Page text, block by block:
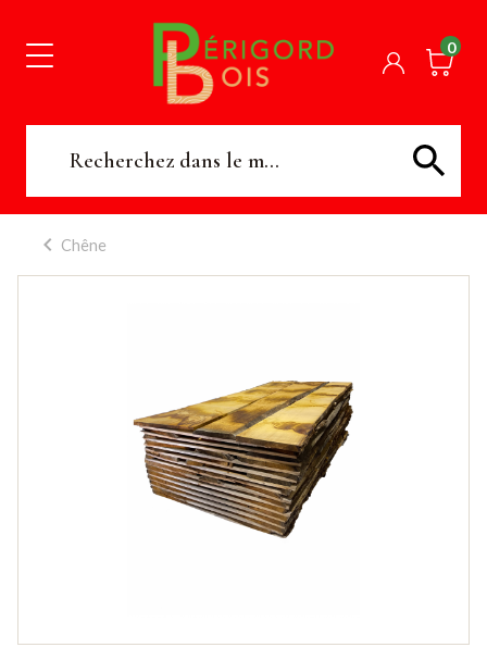
0
Chêne